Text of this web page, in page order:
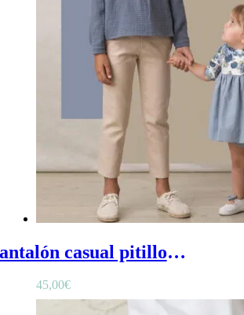
Pantalón casual pitillo beige para niño - Pantalón pitillo niño en beige con trabillas y bolsillos
45,00€